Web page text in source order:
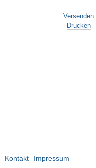
Versenden
Drucken
Kontakt Impressum